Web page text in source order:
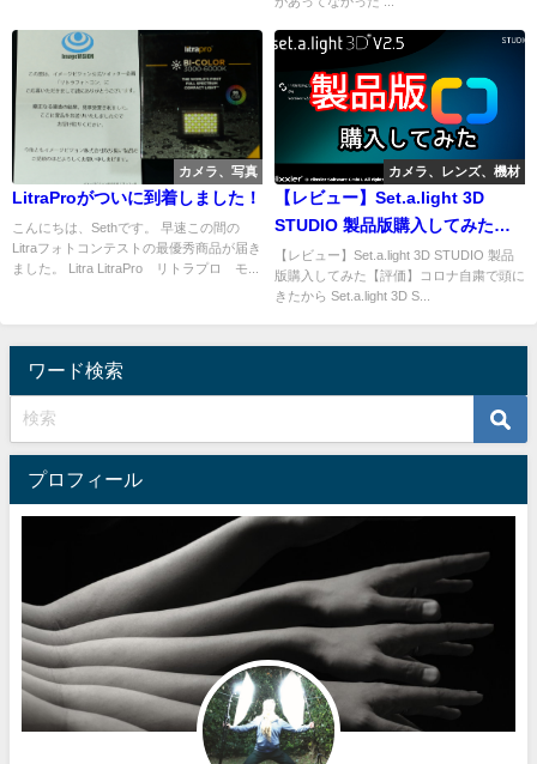
カメラ、写真
LitraProがついに到着しました！
こんにちは、Sethです。 早速この間の
Litraフォトコンテストの最優秀商品が届き
ました。 Litra LitraPro リトラプロ モ...
カメラ、レンズ、機材
【レビュー】Set.a.light 3D
STUDIO 製品版購入してみた
【評価】
【レビュー】Set.a.light 3D STUDIO 製品
版購入してみた【評価】コロナ自粛で頭に
きたから Set.a.light 3D S...
ワード検索
プロフィール